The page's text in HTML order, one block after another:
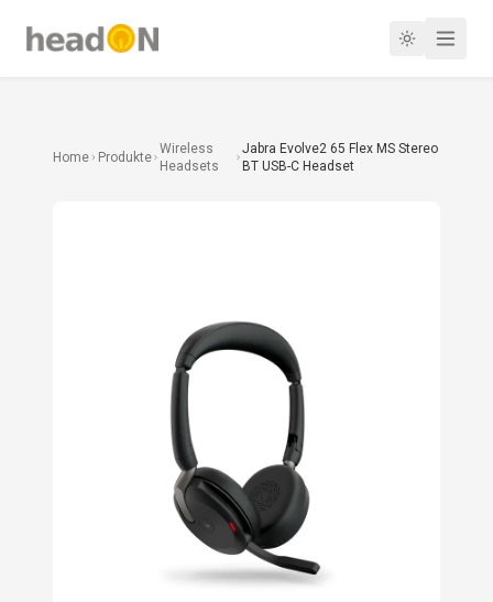
Home Produkte
Wireless
Headsets
Jabra Evolve2 65 Flex MS Stereo
BT USB-C Headset